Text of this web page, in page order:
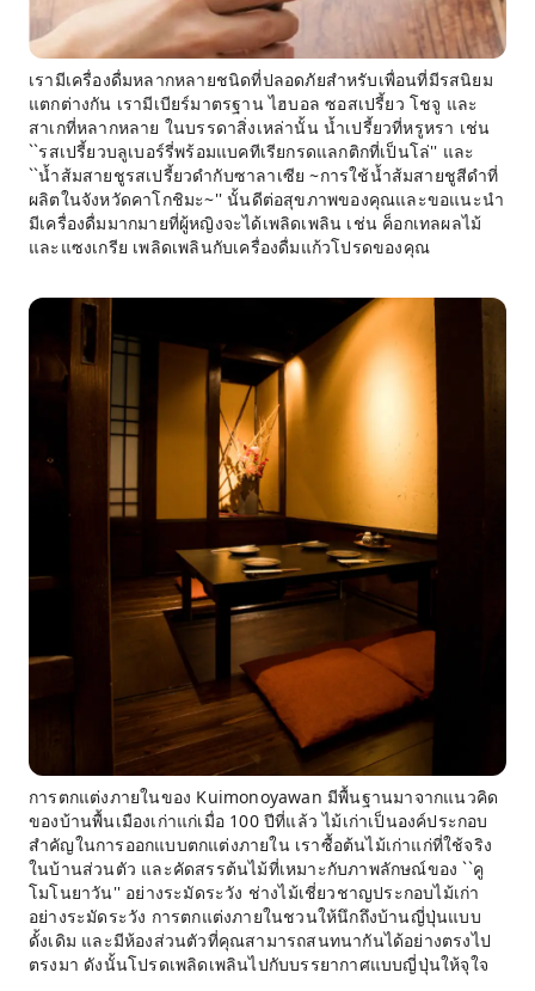
เรามีเครื่องดื่มหลากหลายชนิดที่ปลอดภัยสำหรับเพื่อนที่มีรสนิยม
แตกต่างกัน เรามีเบียร์มาตรฐาน ไฮบอล ซอสเปรี้ยว โชจู และ
สาเกที่หลากหลาย ในบรรดาสิ่งเหล่านั้น น้ำเปรี้ยวที่หรูหรา เช่น
``รสเปรี้ยวบลูเบอร์รี่พร้อมแบคทีเรียกรดแลกติกที่เป็นโล่'' และ
``น้ำส้มสายชูรสเปรี้ยวดำกับซาลาเซีย ~การใช้น้ำส้มสายชูสีดำที่
ผลิตในจังหวัดคาโกชิมะ~'' นั้นดีต่อสุขภาพของคุณและขอแนะนำ
มีเครื่องดื่มมากมายที่ผู้หญิงจะได้เพลิดเพลิน เช่น ค็อกเทลผลไม้
และแซงเกรีย เพลิดเพลินกับเครื่องดื่มแก้วโปรดของคุณ
การตกแต่งภายในของ Kuimonoyawan มีพื้นฐานมาจากแนวคิด
ของบ้านพื้นเมืองเก่าแก่เมื่อ 100 ปีที่แล้ว ไม้เก่าเป็นองค์ประกอบ
สำคัญในการออกแบบตกแต่งภายใน เราซื้อต้นไม้เก่าแก่ที่ใช้จริง
ในบ้านส่วนตัว และคัดสรรต้นไม้ที่เหมาะกับภาพลักษณ์ของ ``คู
โมโนยาวัน'' อย่างระมัดระวัง ช่างไม้เชี่ยวชาญประกอบไม้เก่า
อย่างระมัดระวัง การตกแต่งภายในชวนให้นึกถึงบ้านญี่ปุ่นแบบ
ดั้งเดิม และมีห้องส่วนตัวที่คุณสามารถสนทนากันได้อย่างตรงไป
ตรงมา ดังนั้นโปรดเพลิดเพลินไปกับบรรยากาศแบบญี่ปุ่นให้จุใจ